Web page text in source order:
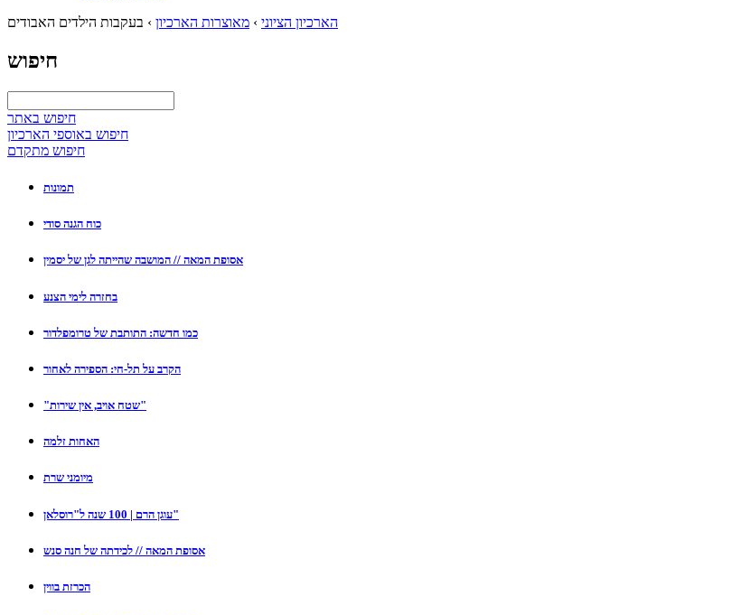
הארכיון הציוני › מאוצרות הארכיון › בעקבות הילדים האבודים
חיפוש
חיפוש באתר
חיפוש באוספי הארכיון
חיפוש מתקדם
תמונות
כוח הגנה סודי
אסופת המאה // המושבה שהייתה לגן של יסמין
בחזרה לימי הצנע
כמו חדשה: התותבת של טרומפלדור
הקרב על תל-חי: הספירה לאחור
"שטח אויב, אין שירות"
האחות זלמה
מיומני שרת
עוגן הרם | 100 שנה ל"רוסלאן"
אסופת המאה // לכידתה של חנה סנש
הכרזת בווין